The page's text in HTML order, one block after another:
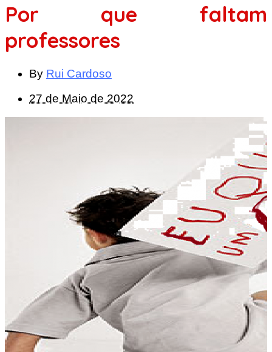
Por que faltam
professores
By Rui Cardoso
27 de Maio de 2022